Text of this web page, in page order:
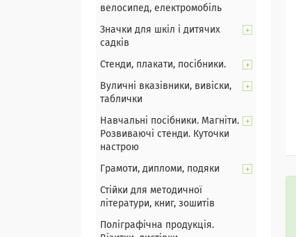
велосипед, електромобіль
Значки для шкіл і дитячих
садків
Стенди, плакати, посібники.
Вуличні вказівники, вивіски,
таблички
Навчальні посібники. Магніти.
Розвиваючі стенди. Куточки
настрою
Грамоти, дипломи, подяки
Стійки для методичної
літератури, книг, зошитів
Поліграфічна продукція.